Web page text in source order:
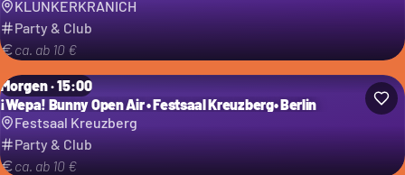
KLUNKERKRANICH
Party & Club
ca. ab 10 €
Morgen · 15:00
¡Wepa! Bunny Open Air • Festsaal Kreuzberg• Berlin
Festsaal Kreuzberg
Party & Club
ca. ab 10 €